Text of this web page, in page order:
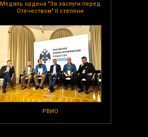
Медаль ордена "За заслуги перед
Отечеством" II степени
РВИО